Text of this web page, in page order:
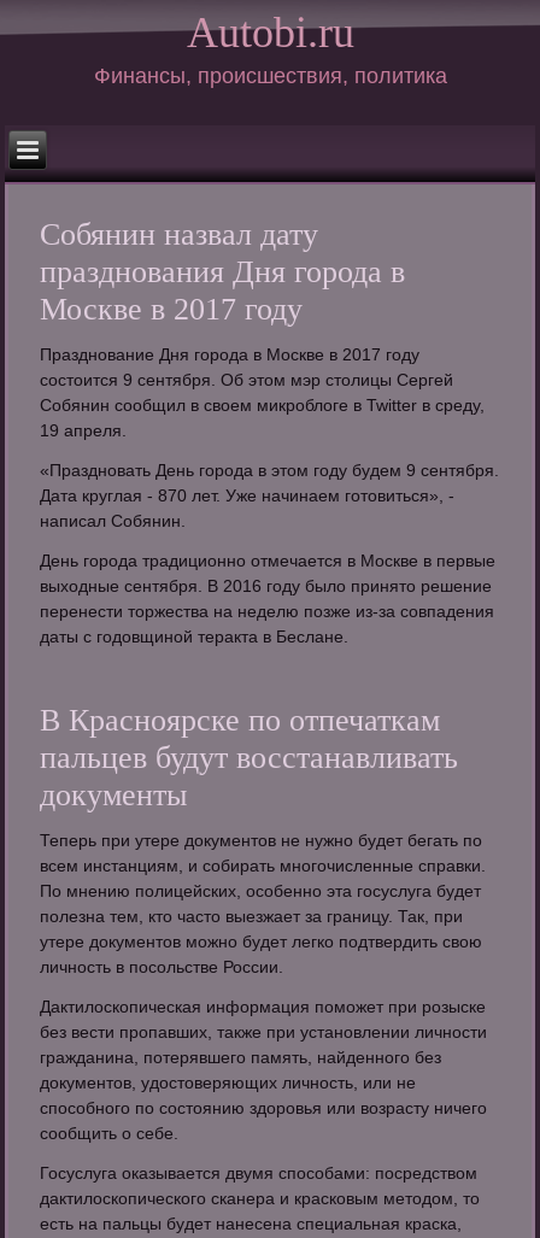
Autobi.ru
Финансы, происшествия, политика
Собянин назвал дату
празднования Дня города в
Москве в 2017 году
Празднование Дня города в Москве в 2017 году
состоится 9 сентября. Об этом мэр столицы Сергей
Собянин сообщил в своем микроблоге в Twitter в среду,
19 апреля.
«Праздновать День города в этом году будем 9 сентября.
Дата круглая - 870 лет. Уже начинаем готовиться», -
написал Собянин.
День города традиционно отмечается в Москве в первые
выходные сентября. В 2016 году было принято решение
перенести торжества на неделю позже из-за совпадения
даты с годовщиной теракта в Беслане.
В Красноярске по отпечаткам
пальцев будут восстанавливать
документы
Теперь при утере документов не нужно будет бегать по
всем инстанциям, и собирать многочисленные справки.
По мнению полицейских, особенно эта госуслуга будет
полезна тем, кто часто выезжает за границу. Так, при
утере документов можно будет легко подтвердить свою
личность в посольстве России.
Дактилоскопическая информация поможет при розыске
без вести пропавших, также при установлении личности
гражданина, потерявшего память, найденного без
документов, удостоверяющих личность, или не
способного по состоянию здоровья или возрасту ничего
сообщить о себе.
Госуслуга оказывается двумя способами: посредством
дактилоскопического сканера и красковым методом, то
есть на пальцы будет нанесена специальная краска,